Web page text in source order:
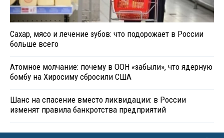
Сахар, мясо и лечение зубов: что подорожает в России
больше всего
Атомное молчание: почему в ООН «забыли», что ядерную
бомбу на Хиросиму сбросили США
Шанс на спасение вместо ликвидации: в России
изменят правила банкротства предприятий